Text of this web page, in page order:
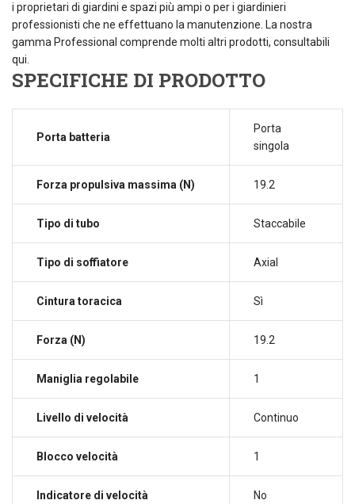
i proprietari di giardini e spazi più ampi o per i giardinieri
professionisti che ne effettuano la manutenzione. La nostra
gamma Professional comprende molti altri prodotti, consultabili
qui.
SPECIFICHE DI PRODOTTO
Porta batteria
Porta
singola
Forza propulsiva massima (N) 19.2
Tipo di tubo Staccabile
Tipo di soffiatore Axial
Cintura toracica Sì
Forza (N) 19.2
Maniglia regolabile 1
Livello di velocità Continuo
Blocco velocità 1
Indicatore di velocità No